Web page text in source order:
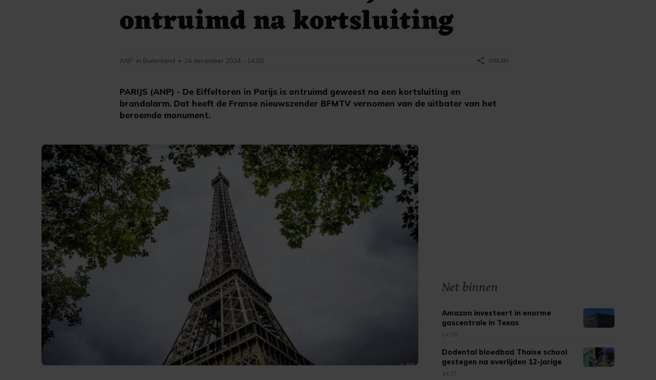
ontruimd na kortsluiting
PARIJS (ANP) - De Eiffeltoren in Parijs is ontruimd geweest na een kortsluiting en
brandalarm. Dat heeft de Franse nieuwszender BFMTV vernomen van de uitbater van het
beroemde monument.
ANP in Buitenland • 24 december 2024 - 14:00 share DELEN
Net binnen
Amazon investeert in enorme
gascentrale in Texas
14:28
Dodental bloedbad Thaise school
gestegen na overlijden 12-jarige
14:27